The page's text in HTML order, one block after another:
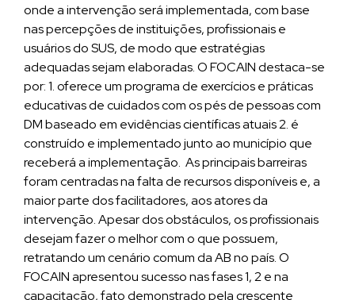
onde a intervenção será implementada, com base
nas percepções de instituições, profissionais e
usuários do SUS, de modo que estratégias
adequadas sejam elaboradas. O FOCAIN destaca-se
por: 1. oferece um programa de exercícios e práticas
educativas de cuidados com os pés de pessoas com
DM baseado em evidências científicas atuais 2. é
construído e implementado junto ao município que
receberá a implementação. As principais barreiras
foram centradas na falta de recursos disponíveis e, a
maior parte dos facilitadores, aos atores da
intervenção. Apesar dos obstáculos, os profissionais
desejam fazer o melhor com o que possuem,
retratando um cenário comum da AB no país. O
FOCAIN apresentou sucesso nas fases 1, 2 e na
capacitação, fato demonstrado pela crescente